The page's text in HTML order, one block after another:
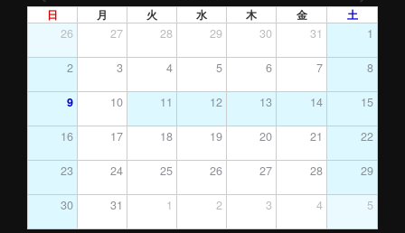
日 月 火 水 木 金 土
26 27 28 29 30 31 1
2 3 4 5 6 7 8
9 10 11 12 13 14 15
16 17 18 19 20 21 22
23 24 25 26 27 28 29
30 31 1 2 3 4 5